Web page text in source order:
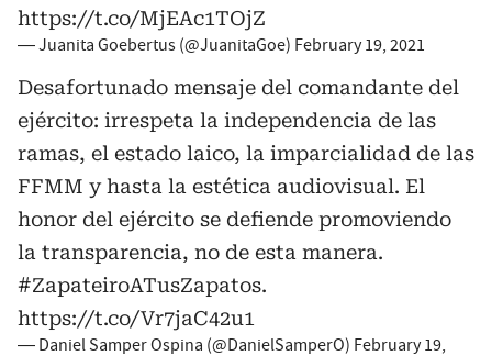
https://t.co/MjEAc1TOjZ
— Juanita Goebertus (@JuanitaGoe) February 19, 2021
Desafortunado mensaje del comandante del
ejército: irrespeta la independencia de las
ramas, el estado laico, la imparcialidad de las
FFMM y hasta la estética audiovisual. El
honor del ejército se defiende promoviendo
la transparencia, no de esta manera.
#ZapateiroATusZapatos.
https://t.co/Vr7jaC42u1
— Daniel Samper Ospina (@DanielSamperO) February 19,